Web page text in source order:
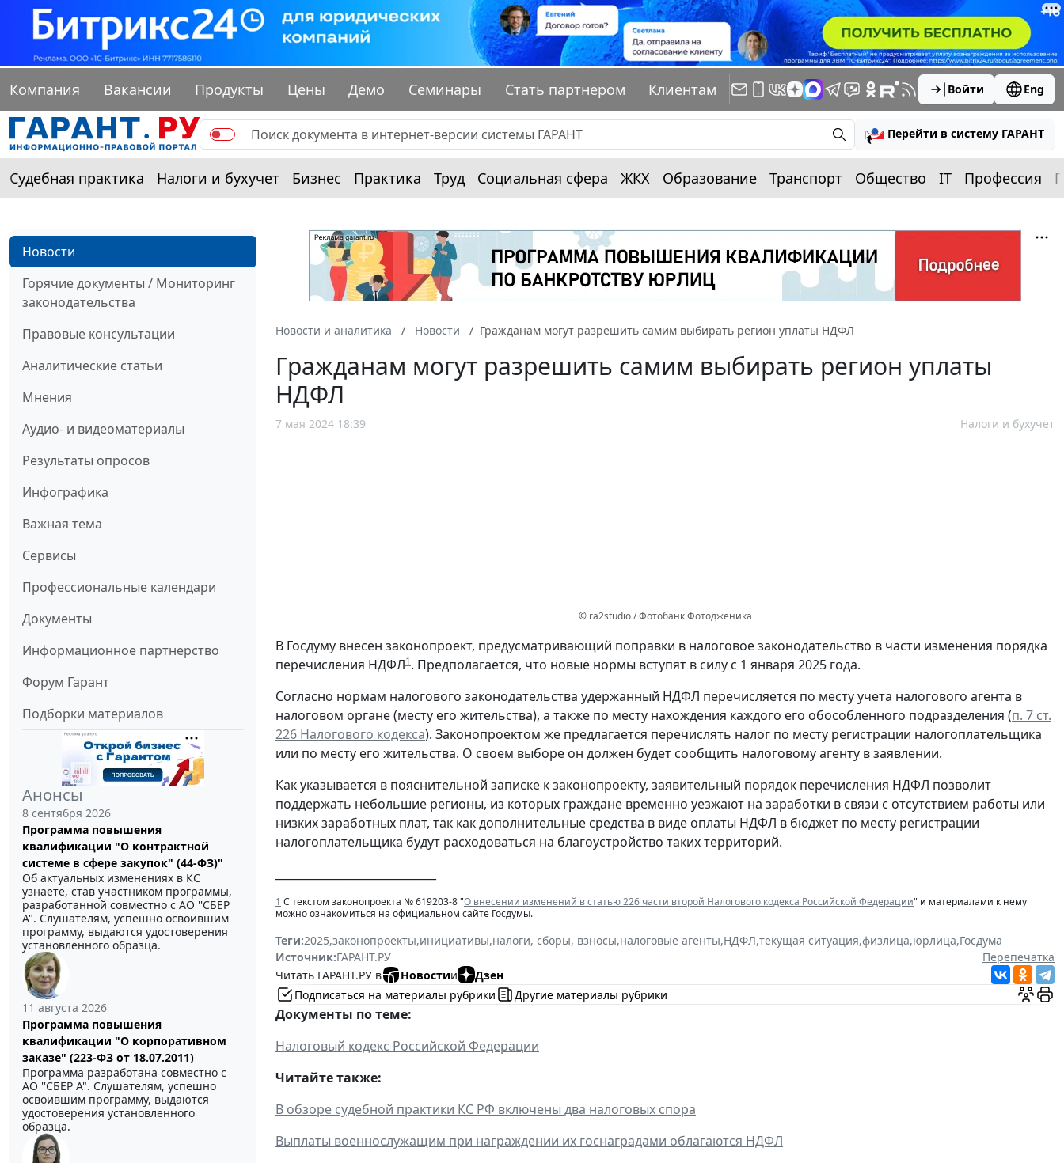
Компания Вакансии Продукты Цены Демо Семинары Стать партнером Клиентам Войти Eng
Перейти в систему ГАРАНТ
Судебная практика Налоги и бухучет Бизнес Практика Труд Социальная сфера ЖКХ Образование Транспорт Общество IT Профессия
Новости
Горячие документы / Мониторинг
законодательства
Правовые консультации
Аналитические статьи
Мнения
Аудио- и видеоматериалы
Результаты опросов
Инфографика
Важная тема
Сервисы
Профессиональные календари
Документы
Информационное партнерство
Форум Гарант
Подборки материалов
Анонсы
8 сентября 2026
Программа повышения
квалификации "О контрактной
системе в сфере закупок" (44-ФЗ)"
Об актуальных изменениях в КС
узнаете, став участником программы,
разработанной совместно с АО ''СБЕР
А". Слушателям, успешно освоившим
программу, выдаются удостоверения
установленного образца.
11 августа 2026
Программа повышения
квалификации "О корпоративном
заказе" (223-ФЗ от 18.07.2011)
Программа разработана совместно с
АО ''СБЕР А". Слушателям, успешно
освоившим программу, выдаются
удостоверения установленного
образца.
Новости и аналитика Новости Гражданам могут разрешить самим выбирать регион уплаты НДФЛ
Гражданам могут разрешить самим выбирать регион уплаты
НДФЛ
7 мая 2024 18:39 Налоги и бухучет
© ra2studio / Фотобанк Фотодженика
В Госдуму внесен законопроект, предусматривающий поправки в налоговое законодательство в части изменения порядка
перечисления НДФЛ1. Предполагается, что новые нормы вступят в силу с 1 января 2025 года.
Согласно нормам налогового законодательства удержанный НДФЛ перечисляется по месту учета налогового агента в
налоговом органе (месту его жительства), а также по месту нахождения каждого его обособленного подразделения (п. 7 ст.
226 Налогового кодекса). Законопроектом же предлагается перечислять налог по месту регистрации налогоплательщика
или по месту его жительства. О своем выборе он должен будет сообщить налоговому агенту в заявлении.
Как указывается в пояснительной записке к законопроекту, заявительный порядок перечисления НДФЛ позволит
поддержать небольшие регионы, из которых граждане временно уезжают на заработки в связи с отсутствием работы или
низких заработных плат, так как дополнительные средства в виде оплаты НДФЛ в бюджет по месту регистрации
налогоплательщика будут расходоваться на благоустройство таких территорий.
1 С текстом законопроекта № 619203-8 "О внесении изменений в статью 226 части второй Налогового кодекса Российской Федерации" и материалами к нему
можно ознакомиться на официальном сайте Госдумы.
Теги:2025,законопроекты,инициативы,налоги, сборы, взносы,налоговые агенты,НДФЛ,текущая ситуация,физлица,юрлица,Госдума
Источник:ГАРАНТ.РУ
Перепечатка
Читать ГАРАНТ.РУ в
Новостии
Дзен
Подписаться на материалы рубрики
Другие материалы рубрики
Документы по теме:
Налоговый кодекс Российской Федерации
Читайте также:
В обзоре судебной практики КС РФ включены два налоговых спора
Выплаты военнослужащим при награждении их госнаградами облагаются НДФЛ